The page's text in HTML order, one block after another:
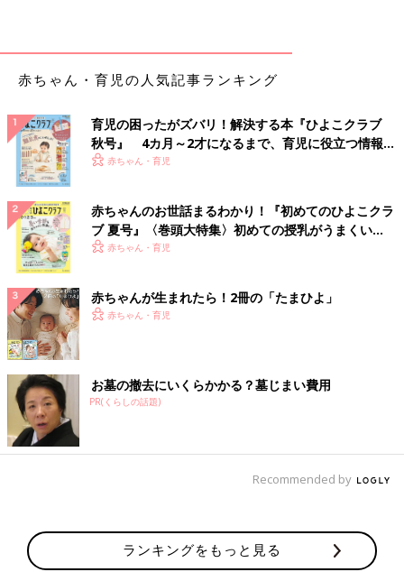
赤ちゃん・育児の人気記事ランキング
育児の困ったがズバリ！解決する本『ひよこクラブ
秋号』 4カ月～2才になるまで、育児に役立つ情報が
いっぱい！
赤ちゃん・育児
赤ちゃんのお世話まるわかり！『初めてのひよこクラ
ブ 夏号』〈巻頭大特集〉初めての授乳がうまくい
く！ おっぱい・ミルクの基本と夏のトラブル 解決テ
赤ちゃん・育児
赤ちゃんが生まれたら！2冊の「たまひよ」
赤ちゃん・育児
お墓の撤去にいくらかかる？墓じまい費用
PR(くらしの話題)
Recommended by
ランキングをもっと見る